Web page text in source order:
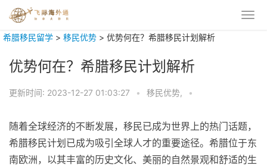
希腊移民留学 > 移民优势 > 优势何在？希腊移民计划解析
优势何在？希腊移民计划解析
更新时间: 2023-12-27 01:03:27 • 移民优势, •
随着全球经济的不断发展，移民已成为世界上的热门话题，
希腊移民计划已成为吸引全球人才的重要途径。希腊位于东
南欧洲，以其丰富的历史文化、美丽的自然景观和舒适的生